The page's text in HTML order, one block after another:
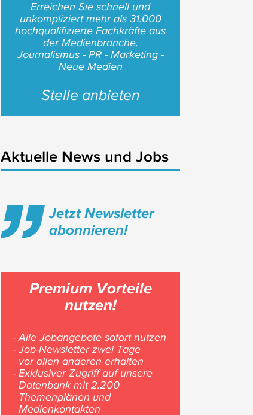
Erreichen Sie schnell und
unkompliziert mehr als 31.000
hochqualifizierte Fachkräfte aus
der Medienbranche.
Journalismus - PR - Marketing -
Neue Medien
Stelle anbieten
Aktuelle News und Jobs
Jetzt Newsletter
abonnieren!
Premium Vorteile
nutzen!
- Alle Jobangebote sofort nutzen
- Job-Newsletter zwei Tage
vor allen anderen erhalten
- Exklusiver Zugriff auf unsere
Datenbank mit 2.200
Themenplänen und
Medienkontakten